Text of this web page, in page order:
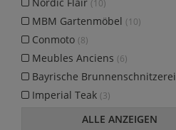
(10)
MBM Gartenmöbel (10)
Conmoto (8)
Meubles Anciens (6)
Bayrische Brunnenschnitzerei
Imperial Teak (3)
ALLE ANZEIGEN